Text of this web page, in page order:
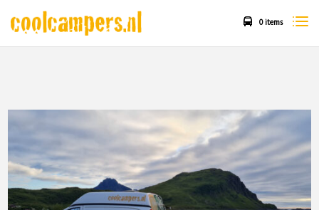
0 items